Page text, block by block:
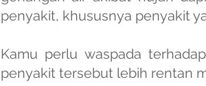
penyakit, khususnya penyakit
Kamu perlu waspada
penyakit tersebut lebih rentan